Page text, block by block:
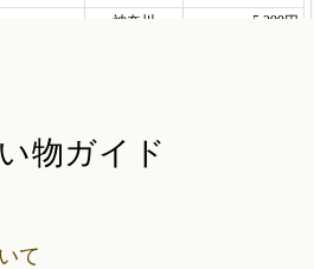
物ガイド
て